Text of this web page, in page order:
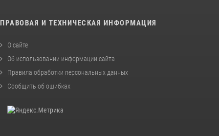
ПРАВОВАЯ И ТЕХНИЧЕСКАЯ ИНФОРМАЦИЯ
О сайте
Об использовании информации сайта
Правила обработки персональных данных
Сообщить об ошибках